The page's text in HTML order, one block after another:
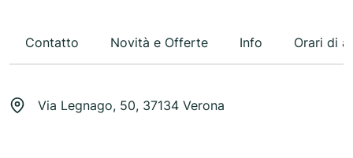
Contatto Novità e Offerte Info Orari di
Via Legnago, 50, 37134 Verona